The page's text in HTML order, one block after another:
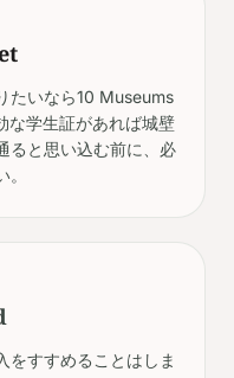
たいなら10 Museums
な学生証があれば城壁
ると思い込む前に、必
をすすめることはしま